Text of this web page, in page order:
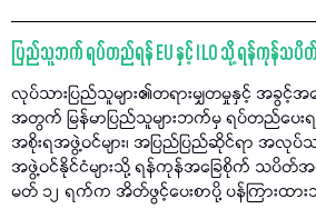
ပြည်သူဘက် ရပ်တည်ရန် EU နှင့် ILO သို့ ရန်ကုန်သပိ
လုပ်သားပြည်သူများ၏တရားမျှတမှုနှင့် အခွင့်အ
အတွက် မြန်မာပြည်သူများဘက်မှ ရပ်တည်ပေးရ
အစိုးရအဖွဲ့ဝင်များ၊ အပြည်ပြည်ဆိုင်ရာ အလုပ်သ
အဖွဲ့ဝင်နိုင်ငံများသို့ ရန်ကုန်အခြေစိုက် သပိတ်အင်
မတ် ၁၂ ရက်က အိတ်ဖွင့်ပေးစာပို့ ပန်ကြားထာ